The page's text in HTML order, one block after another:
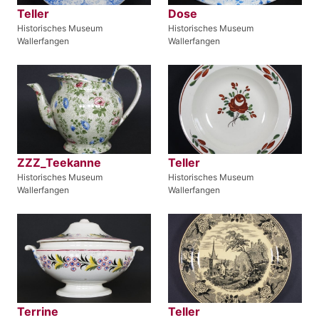
Teller
Historisches Museum
Wallerfangen
Dose
Historisches Museum
Wallerfangen
ZZZ_Teekanne
Historisches Museum
Wallerfangen
Teller
Historisches Museum
Wallerfangen
Terrine Teller